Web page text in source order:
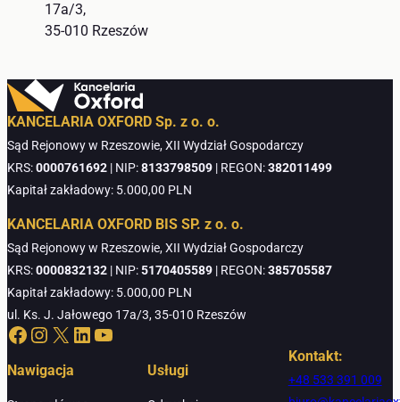
17a/3,
35-010 Rzeszów
KANCELARIA OXFORD Sp. z o. o.
Sąd Rejonowy w Rzeszowie, XII Wydział Gospodarczy
KRS:0000761692 | NIP:8133798509 | REGON:382011499
Kapitał zakładowy: 5.000,00 PLN
KANCELARIA OXFORD BIS SP. z o. o.
Sąd Rejonowy w Rzeszowie, XII Wydział Gospodarczy
KRS:0000832132 | NIP:5170405589 | REGON:385705587
Kapitał zakładowy: 5.000,00 PLN
ul. Ks. J. Jałowego 17a/3, 35-010 Rzeszów
Facebook
Instagram
X LinkedIn
YouTube
Nawigacja Usługi
Kontakt:
+48 533 391 009